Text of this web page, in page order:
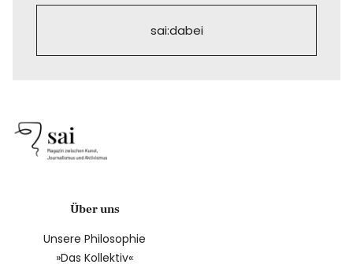
sai:dabei
Über uns
Unsere Philosophie
»Das Kollektiv«